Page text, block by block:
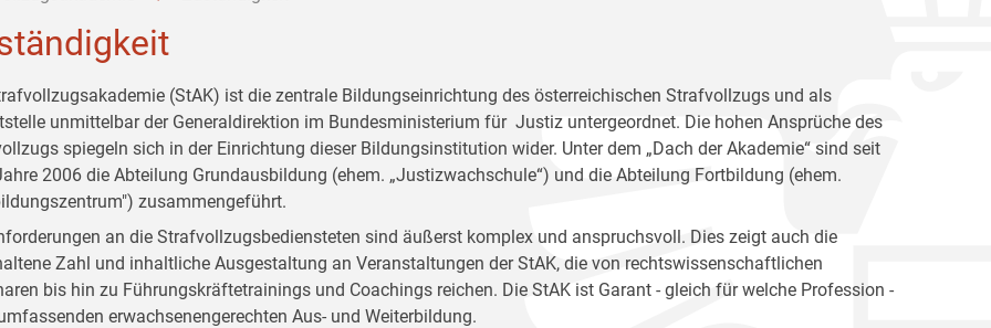
(StAK) ist die zentrale Bildungseinrichtung des österreichischen Strafvollzugs und als
unmittelbar der Generaldirektion im Bundesministerium für Justiz untergeordnet. Die hohen Ansprüche des
spiegeln sich in der Einrichtung dieser Bildungsinstitution wider. Unter dem „Dach der Akademie“ sind seit
2006 die Abteilung Grundausbildung (ehem. „Justizwachschule“) und die Abteilung Fortbildung (ehem.
zusammengeführt.
an die Strafvollzugsbediensteten sind äußerst komplex und anspruchsvoll. Dies zeigt auch die
Zahl und inhaltliche Ausgestaltung an Veranstaltungen der StAK, die von rechtswissenschaftlichen
bis hin zu Führungskräftetrainings und Coachings reichen. Die StAK ist Garant - gleich für welche Profession -
erwachsenengerechten Aus- und Weiterbildung.